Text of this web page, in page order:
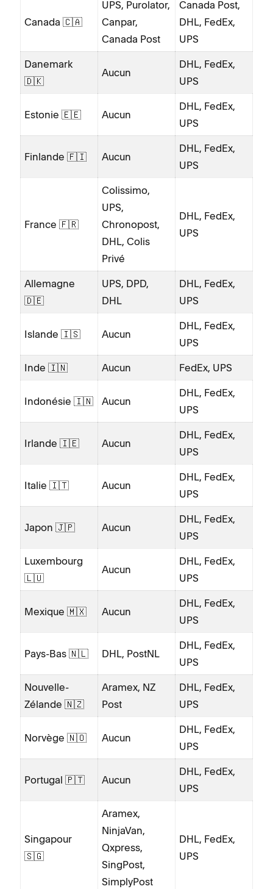
Canada 🇨🇦
UPS, Purolator,
Canpar,
Canada Post
Canada Post,
DHL, FedEx,
UPS
Danemark
🇩🇰
Aucun
DHL, FedEx,
UPS
Estonie 🇪🇪 Aucun
DHL, FedEx,
UPS
Finlande 🇫🇮 Aucun
DHL, FedEx,
UPS
France 🇫🇷
Colissimo,
UPS,
Chronopost,
DHL, Colis
Privé
DHL, FedEx,
UPS
Allemagne
🇩🇪
UPS, DPD,
DHL
DHL, FedEx,
UPS
Islande 🇮🇸 Aucun
DHL, FedEx,
UPS
Inde 🇮🇳 Aucun FedEx, UPS
Indonésie 🇮🇳 Aucun
DHL, FedEx,
UPS
Irlande 🇮🇪 Aucun
DHL, FedEx,
UPS
Italie 🇮🇹 Aucun
DHL, FedEx,
UPS
Japon 🇯🇵 Aucun
DHL, FedEx,
UPS
Luxembourg
🇱🇺
Aucun
DHL, FedEx,
UPS
Mexique 🇲🇽 Aucun
DHL, FedEx,
UPS
Pays-Bas 🇳🇱 DHL, PostNL
DHL, FedEx,
UPS
Nouvelle-
Zélande 🇳🇿
Aramex, NZ
Post
DHL, FedEx,
UPS
Norvège 🇳🇴 Aucun
DHL, FedEx,
UPS
Portugal 🇵🇹 Aucun
DHL, FedEx,
UPS
Singapour
🇸🇬
Aramex,
NinjaVan,
Qxpress,
SingPost,
SimplyPost
DHL, FedEx,
UPS